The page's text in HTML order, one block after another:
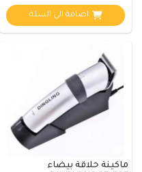
اضافة الي السلة
ماكينة حلاقة بيضاء